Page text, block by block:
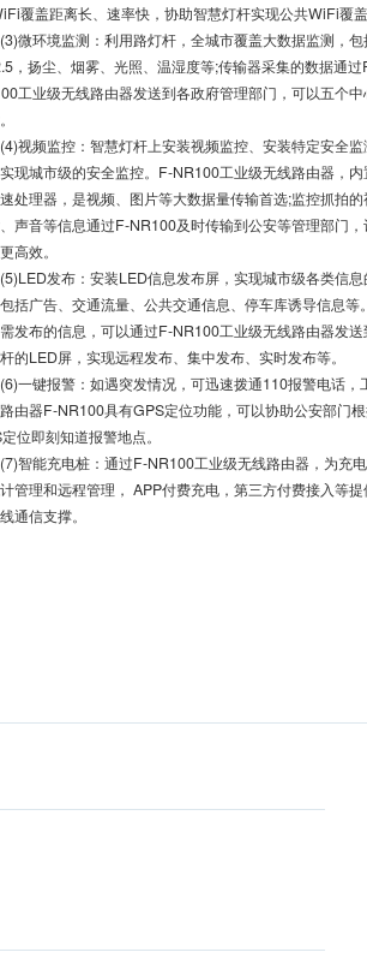
覆盖距离长、速率快，协助智慧灯杆实现公共WiFi覆盖
环境监测：利用路灯杆，全城市覆盖大数据监测，包
，扬尘、烟雾、光照、温湿度等;传输器采集的数据通过
工业级无线路由器发送到各政府管理部门，可以五个
频监控：智慧灯杆上安装视频监控、安装特定安全监
现城市级的安全监控。F-NR100工业级无线路由器，内
处理器，是视频、图片等大数据量传输首选;监控抓拍的
声音等信息通过F-NR100及时传输到公安等管理部门
高效。
发布：安装LED信息发布屏，实现城市级各类信息
括广告、交通流量、公共交通信息、停车库诱导信息等
发布的信息，可以通过F-NR100工业级无线路由器发
的LED屏，实现远程发布、集中发布、实时发布等。
键报警：如遇突发情况，可迅速拨通110报警电话，
由器F-NR100具有GPS定位功能，可以协助公安部门
位即刻知道报警地点。
能充电桩：通过F-NR100工业级无线路由器，为充
管理和远程管理， APP付费充电，第三方付费接入等提
通信支撑。